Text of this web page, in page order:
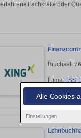
Alle Cookies
Einstellungen
erfahrene Fachkräfte oder
Bruchsal,
Firma: